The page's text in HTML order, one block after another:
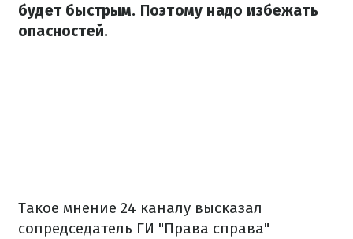
будет быстрым. Поэтому надо избежать
опасностей.
Такое мнение 24 каналу высказал
сопредседатель ГИ "Права справа"